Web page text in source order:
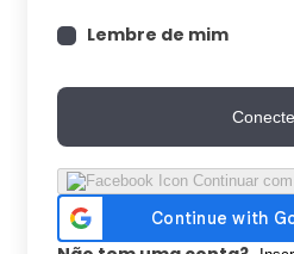
Lembre de mim
Continuar